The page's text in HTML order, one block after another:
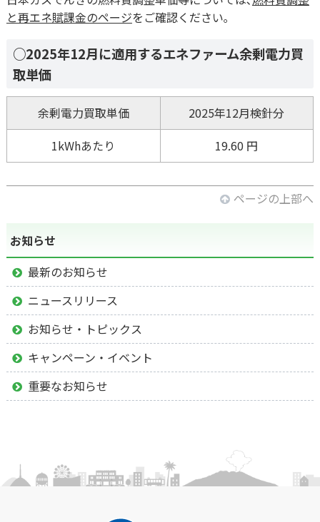
と再エネ賦課金のページをご確認ください｡
○2025年12月に適用するエネファーム余剰電力買
取単価
余剰電力買取単価
2025年12月検針分
1kWhあたり
19.60 円
ページの上部へ
お知らせ
最新のお知らせ
ニュースリリース
お知らせ・トピックス
キャンペーン・イベント
重要なお知らせ